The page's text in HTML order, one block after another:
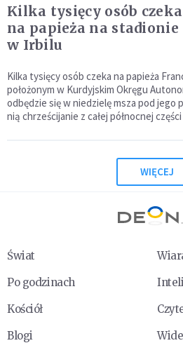
Kilka tysięcy osób czeka
na papieża na stadionie
w Irbilu
Kilka tysięcy osób czeka na papieża
położonym w Kurdyjskim Okręgu
odbędzie się w niedzielę msza pod jego
nią chrześcijanie z całej północnej
WIĘCEJ
Świat
Po godzinach
Kościół
Blogi